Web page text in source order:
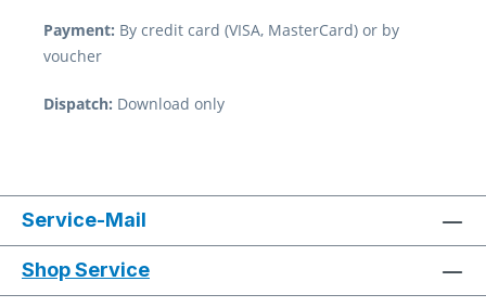
Payment: By credit card (VISA, MasterCard) or by
voucher
Dispatch: Download only
Service-Mail
Shop Service